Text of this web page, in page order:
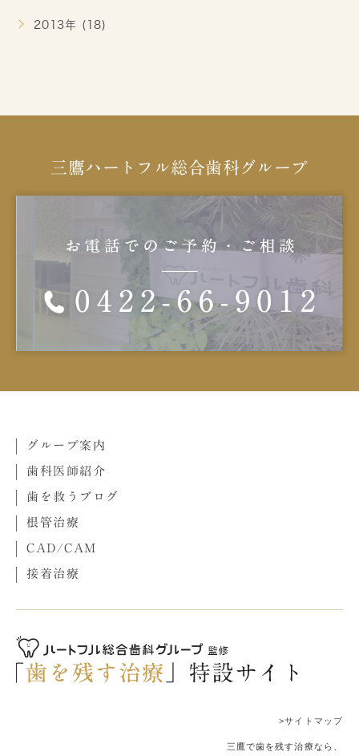
2013年 (18)
三鷹ハートフル総合歯科グループ
グループ案内
歯科医師紹介
歯を救うブログ
根管治療
CAD/CAM
接着治療
>サイトマップ
三鷹で歯を残す治療なら、